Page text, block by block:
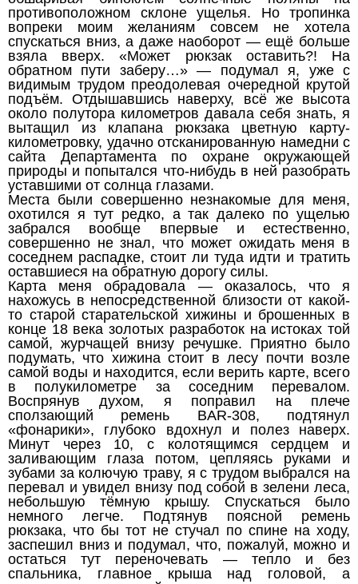
противоположном склоне ущелья. Но тропинка
вопреки моим желаниям совсем не хотела
спускаться вниз, а даже наоборот — ещё больше
взяла вверх. «Может рюкзак оставить?! На
обратном пути заберу…» — подумал я, уже с
видимым трудом преодолевая очередной крутой
подъём. Отдышавшись наверху, всё же высота
около полутора километров давала себя знать, я
вытащил из клапана рюкзака цветную карту-
километровку, удачно отсканированную намедни с
сайта Департамента по охране окружающей
природы и попытался что-нибудь в ней разобрать
уставшими от солнца глазами.
Места были совершенно незнакомые для меня,
охотился я тут редко, а так далеко по ущелью
забрался вообще впервые и естественно,
совершенно не знал, что может ожидать меня в
соседнем распадке, стоит ли туда идти и тратить
оставшиеся на обратную дорогу силы.
Карта меня обрадовала — оказалось, что я
нахожусь в непосредственной близости от какой-
то старой старательской хижины и брошенных в
конце 18 века золотых разработок на истоках той
самой, журчащей внизу речушке. Приятно было
подумать, что хижина стоит в лесу почти возле
самой воды и находится, если верить карте, всего
в полукилометре за соседним перевалом.
Воспрянув духом, я поправил на плече
сползающий ремень BAR-308, подтянул
«фонарики», глубоко вдохнул и полез наверх.
Минут через 10, с колотящимся сердцем и
заливающим глаза потом, цепляясь руками и
зубами за колючую траву, я с трудом выбрался на
перевал и увидел внизу под собой в зелени леса,
небольшую тёмную крышу. Спускаться было
немного легче. Подтянув поясной ремень
рюкзака, что бы тот не стучал по спине на ходу,
заспешил вниз и подумал, что, пожалуй, можно и
остаться тут переночевать — тепло и без
спальника, главное крыша над головой, а